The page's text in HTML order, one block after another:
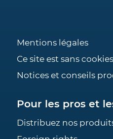
Mentions légales
Ce site est sans
Notices et conseils
Pour les pros et
Distribuez nos